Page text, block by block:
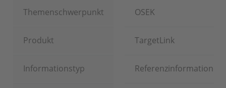
Themenschwerpunkt OSEK
Produkt TargetLink
Informationstyp Referenzinformationen